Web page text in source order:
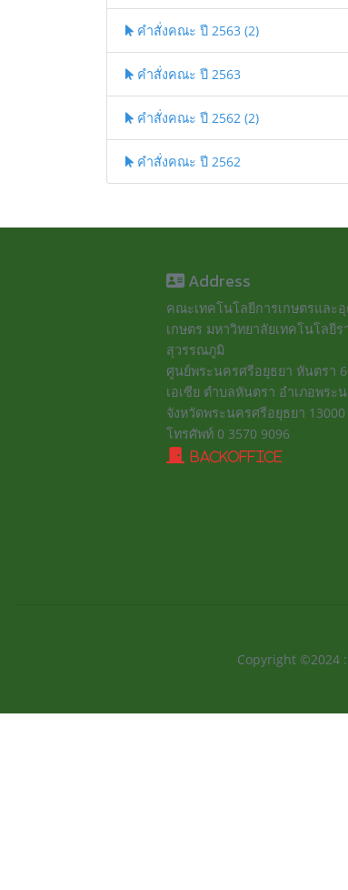
คำสั่งคณะ ปี 2563 (2)
คำสั่งคณะ ปี 2563
คำสั่งคณะ ปี 2562 (2)
คำสั่งคณะ ปี 2562
Address
คณะเทคโนโลยีการเกษตรและ
เกษตร มหาวิทยาลัยเทคโนโลยี
สุวรรณภูมิ
ศูนย์พระนครศรีอยุธยา หันตรา
เอเซีย ตำบลหันตรา อำเภอพระ
จังหวัดพระนครศรีอยุธยา 13000
โทรศัพท์ 0 3570 9096
BackOffice
Copyright ©2024